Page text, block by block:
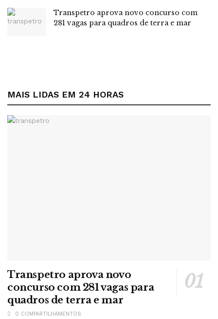
Transpetro aprova novo concurso com
281 vagas para quadros de terra e mar
MAIS LIDAS EM 24 HORAS
Transpetro aprova novo
concurso com 281 vagas para
quadros de terra e mar
0 COMPARTILHAMENTOS